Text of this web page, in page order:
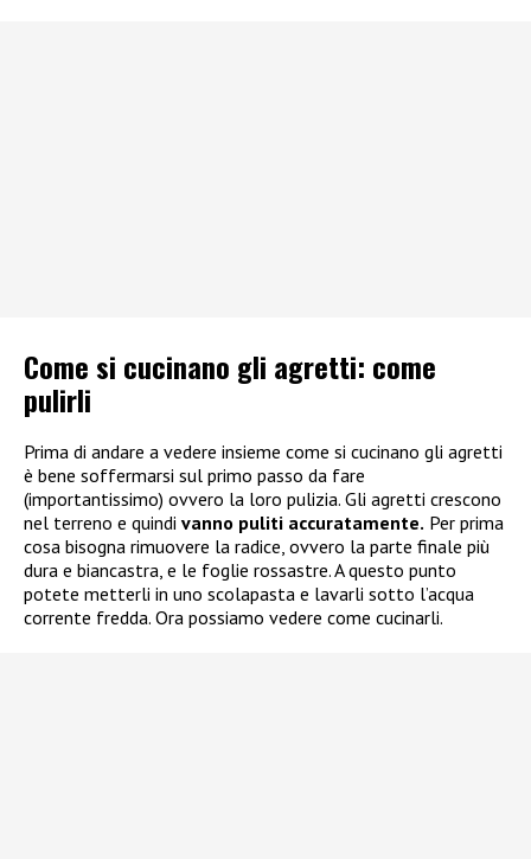
Come si cucinano gli agretti: come
pulirli
Prima di andare a vedere insieme come si cucinano gli agretti
è bene soffermarsi sul primo passo da fare
(importantissimo) ovvero la loro pulizia. Gli agretti crescono
nel terreno e quindi vanno puliti accuratamente. Per prima
cosa bisogna rimuovere la radice, ovvero la parte finale più
dura e biancastra, e le foglie rossastre. A questo punto
potete metterli in uno scolapasta e lavarli sotto l’acqua
corrente fredda. Ora possiamo vedere come cucinarli.